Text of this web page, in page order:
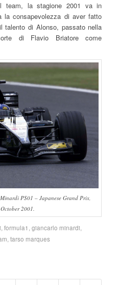
team, la stagione 2001 va in
la consapevolezza di aver fatto
talento di Alonso, passato nella
di Flavio Briatore come
PS01 – Japanese Grand Prix,
2001.
,formula1 ,giancarlo minardi,
,tarso marques